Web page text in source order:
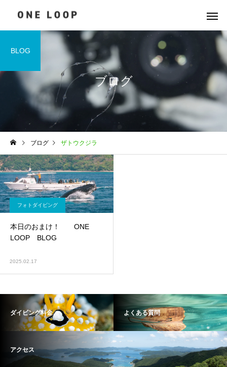
ブログ
BLOG
ブログ ザトウクジラ
フォトダイビング
本日のおまけ！ ONE
LOOP BLOG
2025.02.17
ダイビング料金 よくある質問
アクセス